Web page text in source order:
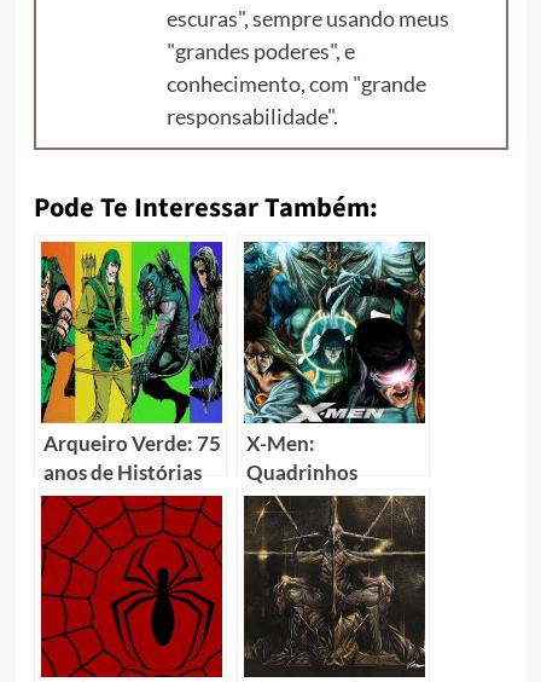
escuras", sempre usando meus
"grandes poderes", e
conhecimento, com "grande
responsabilidade".
Pode Te Interessar Também:
Arqueiro Verde: 75
anos de Histórias
em Quadrinhos
X-Men:
Quadrinhos
recomendados